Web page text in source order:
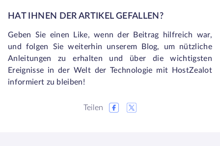
HAT IHNEN DER ARTIKEL GEFALLEN?
Geben Sie einen Like, wenn der Beitrag hilfreich war,
und folgen Sie weiterhin unserem
Blog, um nützliche
Anleitungen zu erhalten und über die wichtigsten
Ereignisse in der Welt der Technologie mit HostZealot
informiert zu bleiben!
Teilen